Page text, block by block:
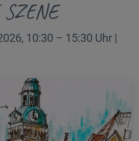
SZENE
10:30 – 15:30 Uhr |